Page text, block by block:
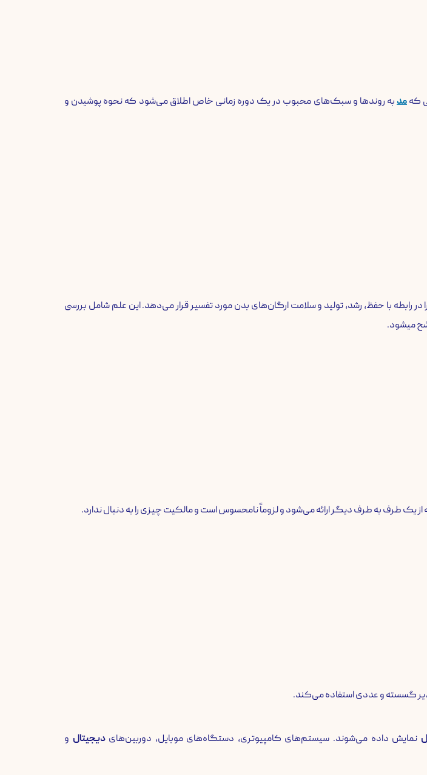
کهمدبه روندها و سبک‌های محبوب در یک دوره زمانی خاص اطلاق می‌شود که نحوه پوشیدن و
رابطه با حفظ، رشد، تولید و سلامت ارگان‌های بدن مورد تفسیر قرار می‌دهد. این علم شامل بررسی
میشود.
نمایش داده می‌شوند. سیستم‌های کامپیوتری، دستگاه‌های موبایل، دوربین‌هایدیجیتال و